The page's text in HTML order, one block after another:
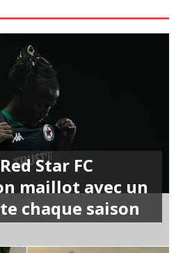
Star FC
maillot avec un
chaque saison